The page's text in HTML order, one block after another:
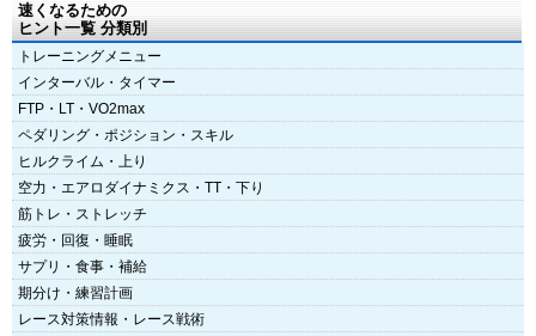
速くなるための
ヒント一覧 分類別
トレーニングメニュー
インターバル・タイマー
FTP・LT・VO2max
ペダリング・ポジション・スキル
ヒルクライム・上り
空力・エアロダイナミクス・TT・下り
筋トレ・ストレッチ
疲労・回復・睡眠
サプリ・食事・補給
期分け・練習計画
レース対策情報・レース戦術